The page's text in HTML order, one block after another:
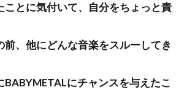
ことに気付いて、自分をちょっと責
前、他にどんな音楽をスルーしてき
BABYMETALにチャンスを与えたこ